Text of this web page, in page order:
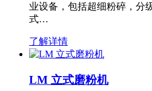
业设备，包括超细粉碎，分
式…
了解详情
LM 立式磨粉机